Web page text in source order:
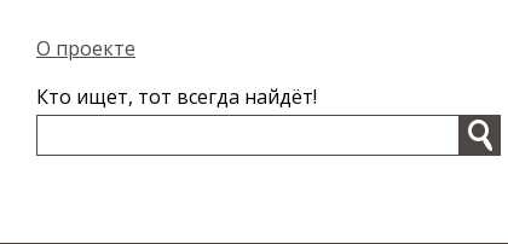
О проекте
Кто ищет, тот всегда найдёт!